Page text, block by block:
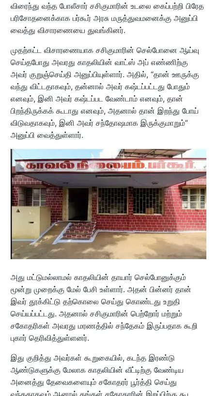
விரைந்து வந்த போலீசார் சசிகுமாரின் உடலை கைப்பற்றி பிரேத
பரிசோதனைக்காக பர்கூர் அரசு மருத்துவமனைக்கு அனுப்பி
வைத்து விசாரணையை துவங்கினர்.
முதற்கட்ட விசாரணையாக சசிகுமாரின் செல்போனை ஆய்வு
செய்தபோது அவரது காதலியின் வாட்ஸ் அப் எண்ணிற்கு
அவர் குறுஞ்செய்தி அனுப்பியுள்ளார். அதில், “தான் ஊருக்கு
வந்து விட்டதாகவும், தன்னால் அவர் கஷ்டப்பட்டது போதும்
எனவும், இனி அவர் கஷ்டப்பட வேண்டாம் எனவும், தான்
பிறந்திருக்கக் கூடாது எனவும், அதனால் தான் இறந்து போய்
விடுவதாகவும், இனி அவர் சந்தோஷமாக இருக்குமாறும்”
அனுப்பி வைத்துள்ளார்.
அது மட்டுமல்லாமல் காதலியின் தாயார் செல்போனுக்கும்
மூன்று முறைக்கு மேல் பேசி உள்ளார். அதன் பின்னர் தான்
இவர் தூக்கிட்டு தற்கொலை செய்து கொண்டது உறுதி
செய்யப்பட்டது. அதனால் சசிகுமாரின் பெற்றோர் மற்றும்
சகோதரிகள் அவரது மரணத்தில் சந்தேகம் இருப்பதாக கூறி
புகார் தெரிவித்துள்ளனர்.
இது குறித்து அவர்கள் கூறுகையில், கடந்த இரண்டு
ஆண்டுகளுக்கு மேலாக காதலியின் வீட்டிற்கு வேண்டிய
அனைத்து தேவைகளையும் சகோதரர் பூர்த்தி செய்து